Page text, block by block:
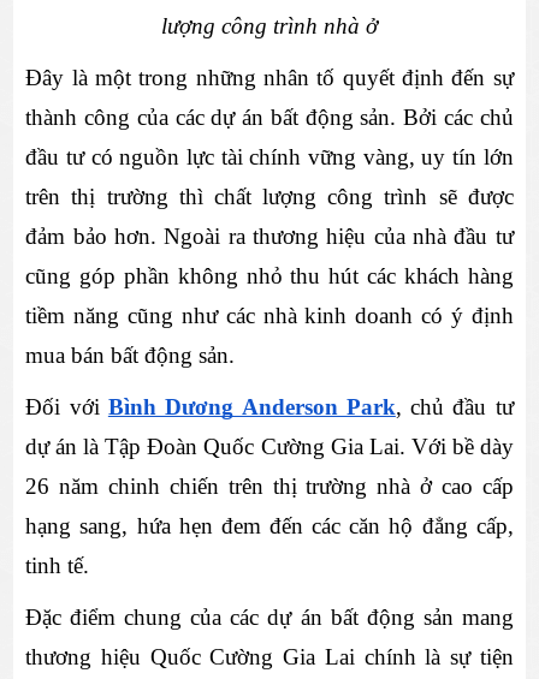
lượng công trình nhà ở
Đây là một trong những nhân tố quyết định đến sự
thành công của các dự án bất động sản. Bởi các chủ
đầu tư có nguồn lực tài chính vững vàng, uy tín lớn
trên thị trường thì chất lượng công trình sẽ được
đảm bảo hơn. Ngoài ra thương hiệu của nhà đầu tư
cũng góp phần không nhỏ thu hút các khách hàng
tiềm năng cũng như các nhà kinh doanh có ý định
mua bán bất động sản.
Đối với Bình Dương Anderson Park, chủ đầu tư
dự án là Tập Đoàn Quốc Cường Gia Lai. Với bề dày
26 năm chinh chiến trên thị trường nhà ở cao cấp
hạng sang, hứa hẹn đem đến các căn hộ đẳng cấp,
tinh tế.
Đặc điểm chung của các dự án bất động sản mang
thương hiệu Quốc Cường Gia Lai chính là sự tiện